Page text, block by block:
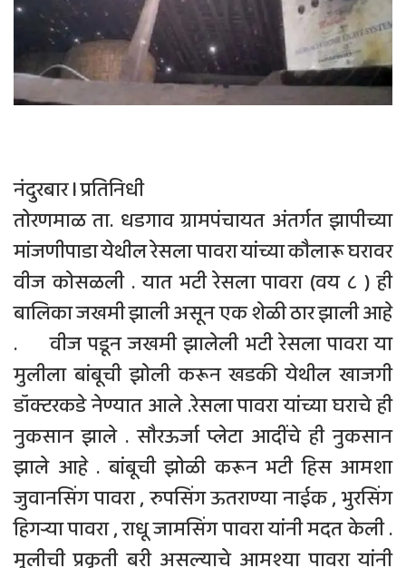
नंदुरबार l प्रतिनिधी
तोरणमाळ ता. धडगाव ग्रामपंचायत अंतर्गत झापीच्या
मांजणीपाडा येथील रेसला पावरा यांच्या कौलारू घरावर
वीज कोसळली . यात भटी रेसला पावरा (वय ८ ) ही
बालिका जखमी झाली असून एक शेळी ठार झाली आहे
. वीज पडून जखमी झालेली भटी रेसला पावरा या
मुलीला बांबूची झोली करून खडकी येथील खाजगी
डॉक्टरकडे नेण्यात आले .रेसला पावरा यांच्या घराचे ही
नुकसान झाले . सौरऊर्जा प्लेटा आदींचे ही नुकसान
झाले आहे . बांबूची झोळी करून भटी हिस आमशा
जुवानसिंग पावरा , रुपसिंग ऊतराण्या नाईक , भुरसिंग
हिगऱ्या पावरा , राधू जामसिंग पावरा यांनी मदत केली .
मुलीची प्रकृती बरी असल्याचे आमश्या पावरा यांनी